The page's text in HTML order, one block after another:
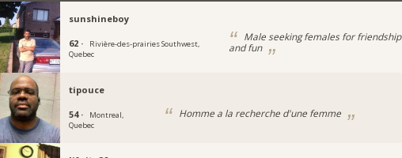
sunshineboy
62 ·
Rivière-des-prairies Southwest,
Quebec
Male seeking females for friendship
and fun
tipouce
54 ·
Montreal,
Quebec
Homme a la recherche d'une femme